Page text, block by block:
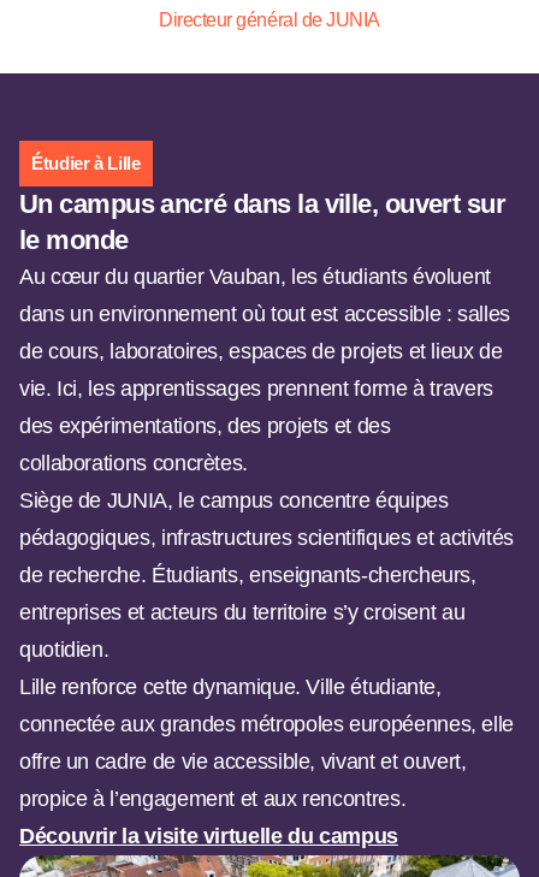
Directeur général de JUNIA
Étudier à Lille
Un campus ancré dans la ville, ouvert sur
le monde
Au cœur du quartier Vauban, les étudiants évoluent
dans un environnement où tout est accessible : salles
de cours, laboratoires, espaces de projets et lieux de
vie. Ici, les apprentissages prennent forme à travers
des expérimentations, des projets et des
collaborations concrètes.
Siège de JUNIA, le campus concentre équipes
pédagogiques, infrastructures scientifiques et activités
de recherche. Étudiants, enseignants-chercheurs,
entreprises et acteurs du territoire s’y croisent au
quotidien.
Lille renforce cette dynamique. Ville étudiante,
connectée aux grandes métropoles européennes, elle
offre un cadre de vie accessible, vivant et ouvert,
propice à l’engagement et aux rencontres.
Découvrir la visite virtuelle du campus